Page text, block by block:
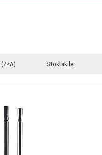
Stoktakiler